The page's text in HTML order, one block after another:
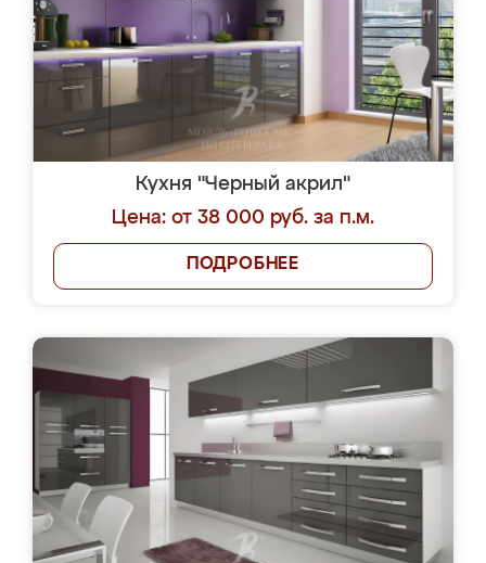
Кухня "Черный акрил"
Цена: от 38 000 руб. за п.м.
ПОДРОБНЕЕ